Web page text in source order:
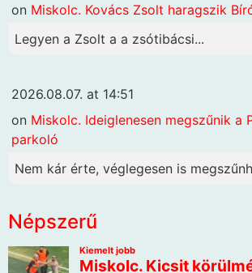
on Miskolc. Kovács Zsolt haragszik
Legyen a Zsolt a a zsótibácsi...
2026.08.07. at 14:51
on Miskolc. Ideiglenesen megszűnik a
parkoló
Nem kár érte, véglegesen is
Népszerű